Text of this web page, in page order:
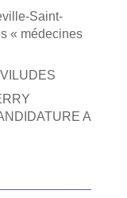
Saint-
« médecines
A